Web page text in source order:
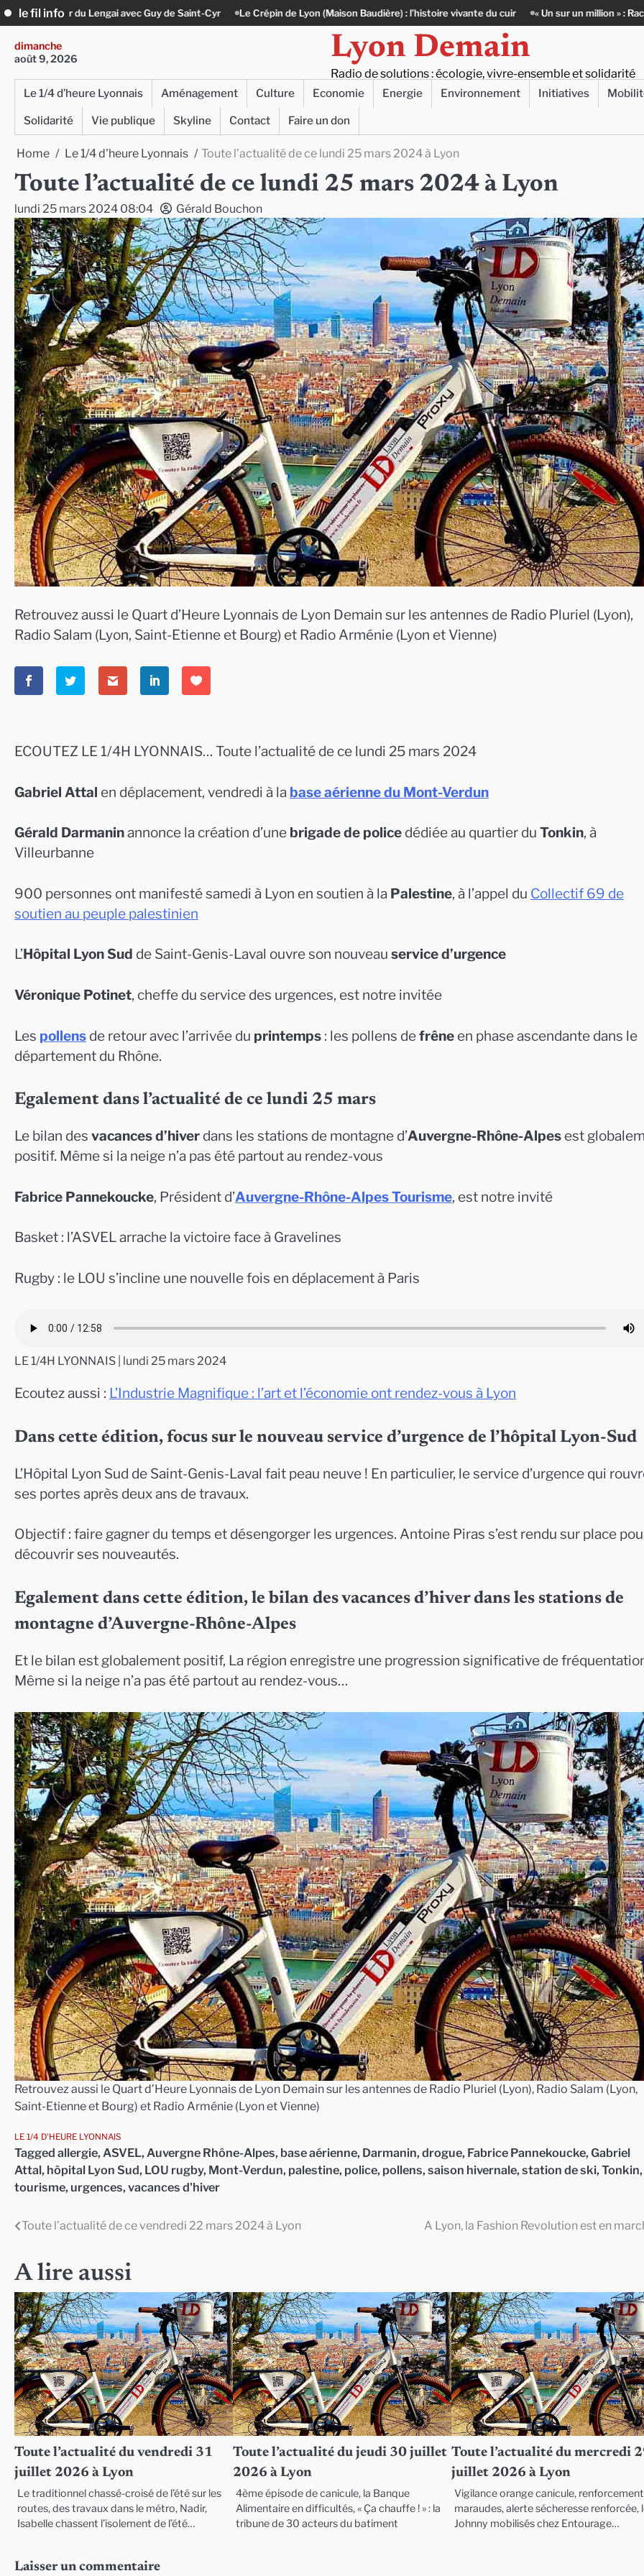
Skip
to
content
le fil info
avec Guy de Saint-Cyr Le Crépin de Lyon (Maison Baudière) : l’histoire vivante du cuir « Un sur un million » : Rachid Azizi, l’homme
dimanche
août 9, 2026
Lyon Demain
Radio de solutions : écologie, vivre-ensemble et solidarité
Le 1/4 d’heure Lyonnais Aménagement Culture Economie Energie Environnement Initiatives
Solidarité
Vie publique Skyline Contact Faire un don
Home Le 1/4 d'heure Lyonnais Toute l’actualité de ce lundi 25 mars 2024 à Lyon
Toute l’actualité de ce lundi 25 mars 2024 à Lyon
lundi 25 mars 2024 08:04 Gérald Bouchon
Retrouvez aussi le Quart d’Heure Lyonnais de Lyon Demain sur les antennes de Radio Pluriel (Lyon),
Radio Salam (Lyon, Saint-Etienne et Bourg) et Radio Arménie (Lyon et Vienne)
ECOUTEZ LE 1/4H LYONNAIS… Toute l’actualité de ce lundi 25 mars 2024
Gabriel Attal en déplacement, vendredi à la base aérienne du Mont-Verdun
Gérald Darmaninannonce la création d’une brigade de police dédiée au quartier du Tonkin, à
Villeurbanne
900 personnes ont manifesté samedi à Lyon en soutien à la Palestine, à l’appel du Collectif 69 de
soutien au peuple palestinien
L’Hôpital Lyon Sud de Saint-Genis-Laval ouvre son nouveau service d’urgence
Véronique Potinet, cheffe du service des urgences, est notre invitée
Les pollens de retour avec l’arrivée du printemps : les pollens defrêne en phase ascendante dans le
département du Rhône.
Egalement dans l’actualité de ce lundi 25 mars
Le bilan des vacances d’hiver dans les stations de montagne d’Auvergne-Rhône-Alpes est
positif. Même si la neige n’a pas été partout au rendez-vous
Fabrice Pannekoucke, Président d’Auvergne-Rhône-Alpes Tourisme, est notre invité
Basket : l’ASVEL arrache la victoire face à Gravelines
Rugby : le LOU s’incline une nouvelle fois en déplacement à Paris
LE 1/4H LYONNAIS | lundi 25 mars 2024
Ecoutez aussi : L’Industrie Magnifique : l’art et l’économie ont rendez-vous à Lyon
Dans cette édition, focus sur le nouveau service d’urgence de l’hôpital Lyon-Sud
L’Hôpital Lyon Sud de Saint-Genis-Laval fait peau neuve ! En particulier, le service d’urgence qui
ses portes après deux ans de travaux.
Objectif : faire gagner du temps et désengorger les urgences. Antoine Piras s’est rendu sur place
découvrir ses nouveautés.
Egalement dans cette édition, le bilan des vacances d’hiver dans les stations de
montagne d’Auvergne-Rhône-Alpes
Et le bilan est globalement positif, La région enregistre une progression significative de
Même si la neige n’a pas été partout au rendez-vous…
Retrouvez aussi le Quart d’Heure Lyonnais de Lyon Demain sur les antennes de Radio Pluriel (Lyon), Radio Salam (Lyon,
Saint-Etienne et Bourg) et Radio Arménie (Lyon et Vienne)
LE 1/4 D'HEURE LYONNAIS
Tagged allergie, ASVEL, Auvergne Rhône-Alpes, base aérienne, Darmanin, drogue, Fabrice Pannekoucke, Gabriel
Attal, hôpital Lyon Sud, LOU rugby, Mont-Verdun, palestine, police, pollens, saison hivernale, station de ski, Tonkin,
tourisme, urgences, vacances d'hiver
Navigation
l’article
Toute l’actualité de ce vendredi 22 mars 2024 à Lyon A Lyon, la Fashion Revolution est en
A lire aussi
Toute l’actualité du vendredi 31
juillet 2026 à Lyon
Le traditionnel chassé-croisé de l’été sur les
routes, des travaux dans le métro, Nadir,
Isabelle chassent l’isolement de l’été…
Toute l’actualité du jeudi 30 juillet
2026 à Lyon
4ème épisode de canicule, la Banque
Alimentaire en difficultés, « Ça chauffe ! » : la
tribune de 30 acteurs du batiment
Toute l’actualité du mercredi
juillet 2026 à Lyon
Vigilance orange canicule,
maraudes, alerte sécheresse renforcée,
Johnny mobilisés chez Entourage…
Laisser un commentaire